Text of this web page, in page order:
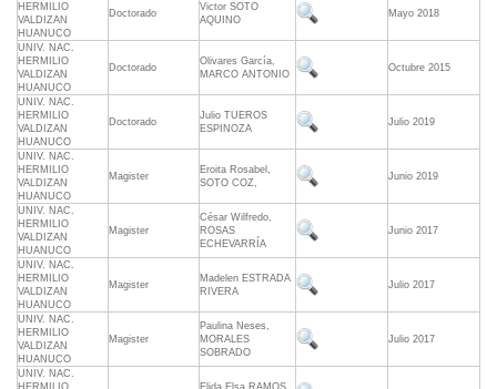
HERMILIO
VALDIZAN
HUANUCO
Doctorado
Victor SOTO
AQUINO
Mayo 2018
UNIV. NAC.
HERMILIO
VALDIZAN
HUANUCO
Doctorado
Olivares García,
MARCO ANTONIO
Octubre 2015
UNIV. NAC.
HERMILIO
VALDIZAN
HUANUCO
Doctorado
Julio TUEROS
ESPINOZA
Julio 2019
UNIV. NAC.
HERMILIO
VALDIZAN
HUANUCO
Magister
Eroita Rosabel,
SOTO COZ,
Junio 2019
UNIV. NAC.
HERMILIO
VALDIZAN
HUANUCO
Magister
César Wilfredo,
ROSAS
ECHEVARRÍA
Junio 2017
UNIV. NAC.
HERMILIO
VALDIZAN
HUANUCO
Magister
Madelen ESTRADA
RIVERA
Julio 2017
UNIV. NAC.
HERMILIO
VALDIZAN
HUANUCO
Magister
Paulina Neses,
MORALES
SOBRADO
Julio 2017
UNIV. NAC.
HERMILIO
Elida Elsa RAMOS